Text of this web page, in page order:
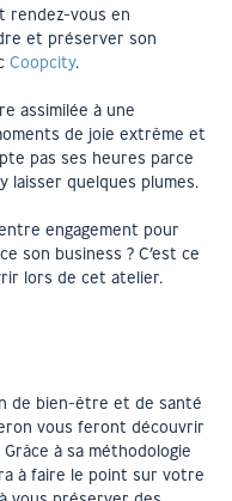
rendez-vous en
et préserver son
Coopcity.
assimilée à une
de joie extrême et
pas ses heures parce
laisser quelques plumes.
engagement pour
son business ? C’est ce
lors de cet atelier.
de bien-être et de santé
vous feront découvrir
à sa méthodologie
à faire le point sur votre